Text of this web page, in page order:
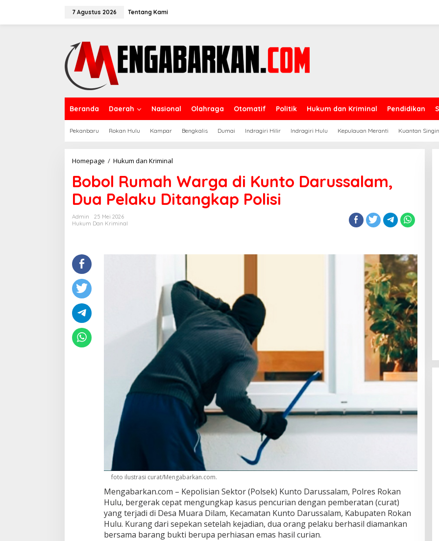
7 Agustus 2026 Tentang Kami
Beranda Daerah Nasional Olahraga Otomatif Politik Hukum dan Kriminal Pendidikan
Pekanbaru Rokan Hulu Kampar Bengkalis Dumai Indragiri Hilir Indragiri Hulu Kepulauan Meranti Kuantan
Homepage / Hukum dan Kriminal
Warga
Kunto
Darussalam,
Bobol Rumah Warga di Kunto Darussalam,
Dua Pelaku Ditangkap Polisi
Admin
25 Mei 2026
Hukum Dan Kriminal
foto ilustrasi curat/Mengabarkan.com.
Mengabarkan.com – Kepolisian Sektor (Polsek) Kunto Darussalam, Polres Rokan
Hulu, bergerak cepat mengungkap kasus pencurian dengan pemberatan (curat)
yang terjadi di Desa Muara Dilam, Kecamatan Kunto Darussalam, Kabupaten Rokan
Hulu. Kurang dari sepekan setelah kejadian, dua orang pelaku berhasil diamankan
bersama barang bukti berupa perhiasan emas hasil curian.